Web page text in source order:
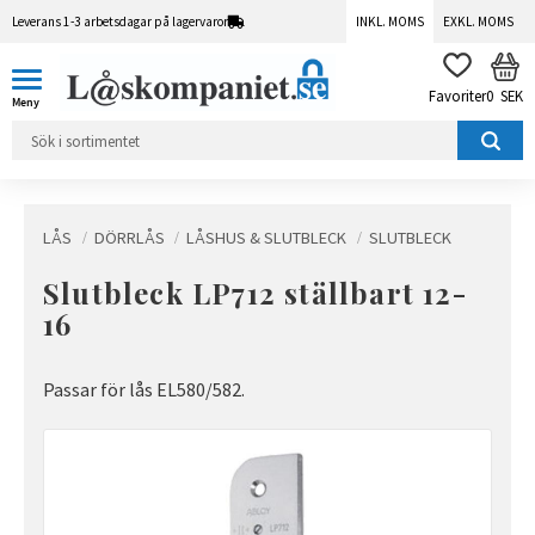
Leverans 1-3 arbetsdagar på lagervaror INKL. MOMS EXKL. MOMS
FAVORITER
0 SEK
LÅS DÖRRLÅS LÅSHUS & SLUTBLECK SLUTBLECK
Slutbleck LP712 ställbart 12-
16
Passar för lås EL580/582.